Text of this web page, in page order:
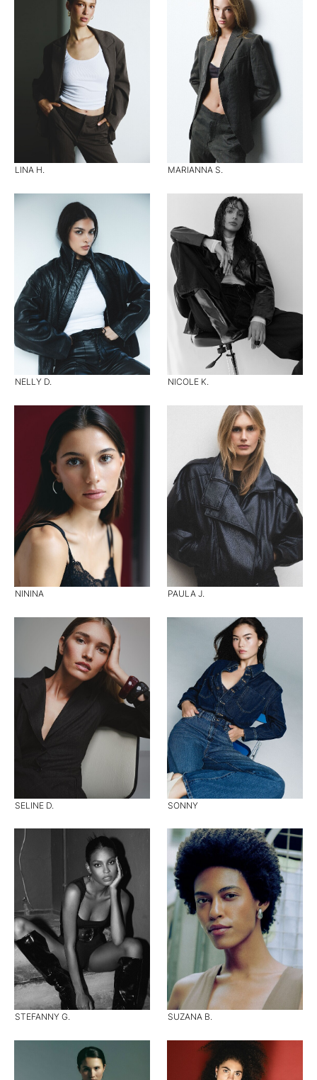
LINA H. MARIANNA S.
NELLY D. NICOLE K.
NININA PAULA J.
SELINE D. SONNY
STEFANNY G. SUZANA B.